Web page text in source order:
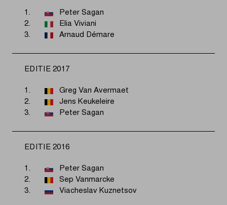
1.
Peter Sagan
2.
Elia Viviani
3.
Arnaud Démare
EDITIE 2017
1.
Greg Van Avermaet
2.
Jens Keukeleire
3.
Peter Sagan
EDITIE 2016
1.
Peter Sagan
2.
Sep Vanmarcke
3.
Viacheslav Kuznetsov